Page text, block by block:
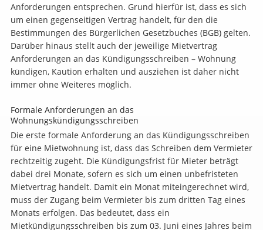
Anforderungen entsprechen. Grund hierfür ist, dass es sich
um einen gegenseitigen Vertrag handelt, für den die
Bestimmungen des Bürgerlichen Gesetzbuches (BGB) gelten.
Darüber hinaus stellt auch der jeweilige Mietvertrag
Anforderungen an das Kündigungsschreiben – Wohnung
kündigen, Kaution erhalten und ausziehen ist daher nicht
immer ohne Weiteres möglich.
Formale Anforderungen an das
Wohnungskündigungsschreiben
Die erste formale Anforderung an das Kündigungsschreiben
für eine Mietwohnung ist, dass das Schreiben dem Vermieter
rechtzeitig zugeht. Die Kündigungsfrist für Mieter beträgt
dabei drei Monate, sofern es sich um einen unbefristeten
Mietvertrag handelt. Damit ein Monat miteingerechnet wird,
muss der Zugang beim Vermieter bis zum dritten Tag eines
Monats erfolgen. Das bedeutet, dass ein
Mietkündigungsschreiben bis zum 03. Juni eines Jahres beim